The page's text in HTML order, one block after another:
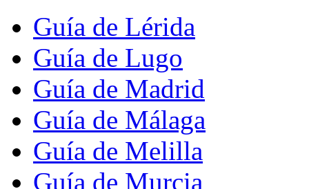
Guía de Lérida
Guía de Lugo
Guía de Madrid
Guía de Málaga
Guía de Melilla
Guía de Murcia